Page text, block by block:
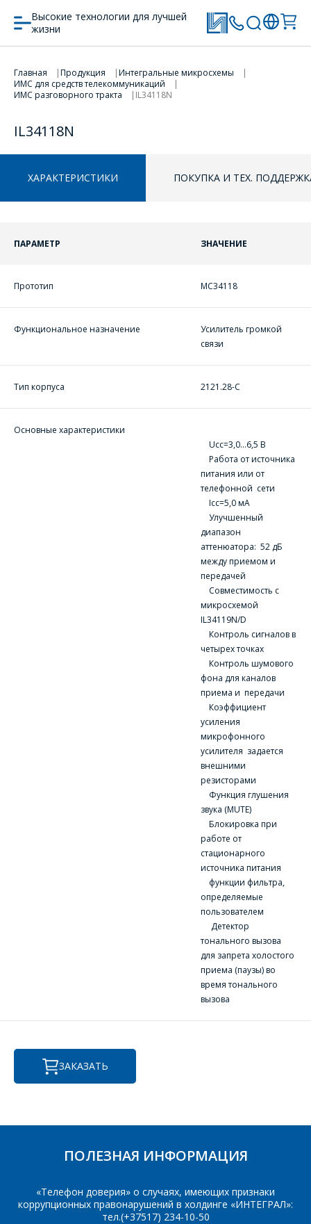
Высокие технологии для лучшей
жизни
Главная Продукция
Интегральные микросхемы
ИМС для средств телекоммуникаций
ИМС разговорного тракта
IL34118N
IL34118N
ХАРАКТЕРИСТИКИ ПОКУПКА И ТЕХ.
ПАРАМЕТР ЗНАЧЕНИЕ
Прототип MC34118
Функциональное назначение
Усилитель громкой
связи
Тип корпуса 2121.28-C
Основные характеристики
Ucс=3,0...6,5 В
Работа от источника
питания или от
телефонной сети
Icc=5,0 мА
Улучшенный
диапазон
аттенюатора: 52 дБ
между приемом и
передачей
Совместимость с
микросхемой
IL34119N/D
Контроль сигналов в
четырех точках
Контроль шумового
фона для каналов
приема и передачи
Коэффициент
усиления
микрофонного
усилителя задается
внешними
резисторами
Функция глушения
звука (MUTE)
Блокировка при
работе от
стационарного
источника питания
функции фильтра,
определяемые
пользователем
Детектор
тонального вызова
для запрета холостого
приема (паузы) во
время тонального
вызова
ЗАКАЗАТЬ
ПЕРЕЙТИ В КОРЗИНУ
ПОЛЕЗНАЯ ИНФОРМАЦИЯ
«Телефон доверия» о случаях, имеющих признаки
коррупционных правонарушений в холдинге «ИНТЕГРАЛ»:
тел.(+37517) 234-10-50
ОФОРМИТЬ ЗАКАЗ
Форма предназначена
осуществляются в ТД
"ИНТЕГРАЛ", тел.+375
сотрудники компании
вопросам стоимости
СОТРУДНИКИ
КОМПАНИИ С
обработку
персональных данных*